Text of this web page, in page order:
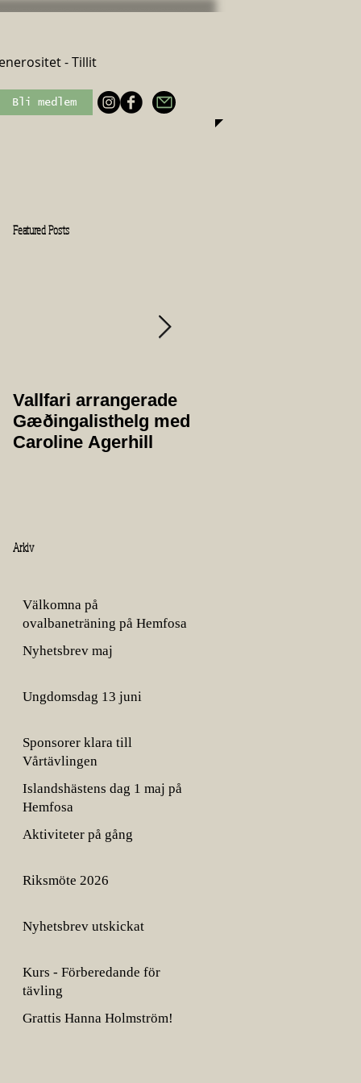
Bli medlem
- Tillit
Featured Posts
Vallfari arrangerade
Gæðingalisthelg med
Caroline Agerhill
Arkiv
Välkomna på
ovalbaneträning på Hemfosa
Nyhetsbrev maj
Ungdomsdag 13 juni
Sponsorer klara till
Vårtävlingen
Islandshästens dag 1 maj på
Hemfosa
Aktiviteter på gång
Riksmöte 2026
Nyhetsbrev utskickat
Kurs - Förberedande för
tävling
Grattis Hanna Holmström!